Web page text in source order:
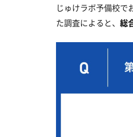
じゅけラボ予備校で
た調査によると、 総